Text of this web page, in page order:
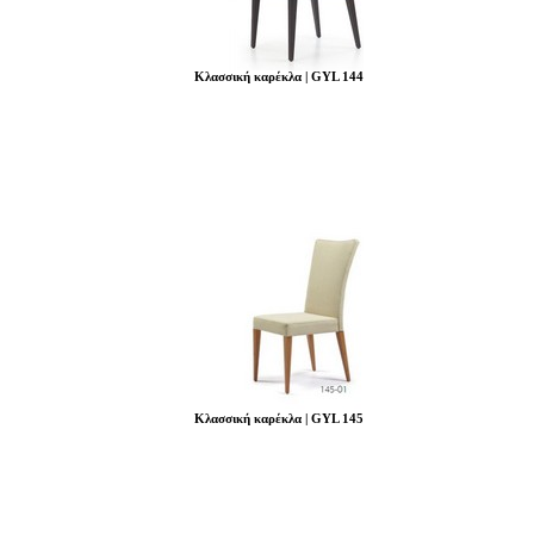
Κλασσική καρέκλα | GYL 144
Κλασσική καρέκλα | GYL 145